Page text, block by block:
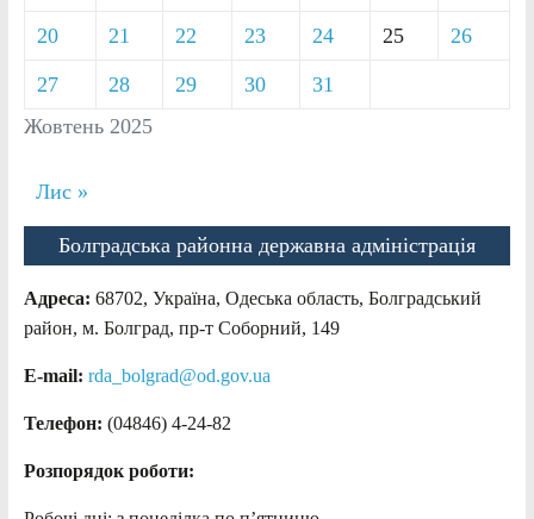
Жовтень 2025
20 21 22 23 24 25 26
27 28 29 30 31
Лис »
Болградська районна державна адміністрація
Адреса: 68702, Україна, Одеська область, Болградський
район, м. Болград, пр-т Соборний, 149
E-mail: rda_bolgrad@od.gov.ua
Телефон: (04846) 4-24-82
Розпорядок роботи: